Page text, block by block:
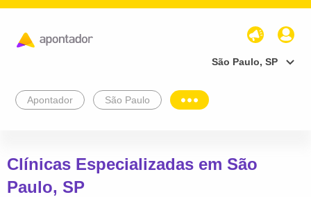
São Paulo, SP
Apontador São Paulo
Clínicas Especializadas em São
Paulo, SP